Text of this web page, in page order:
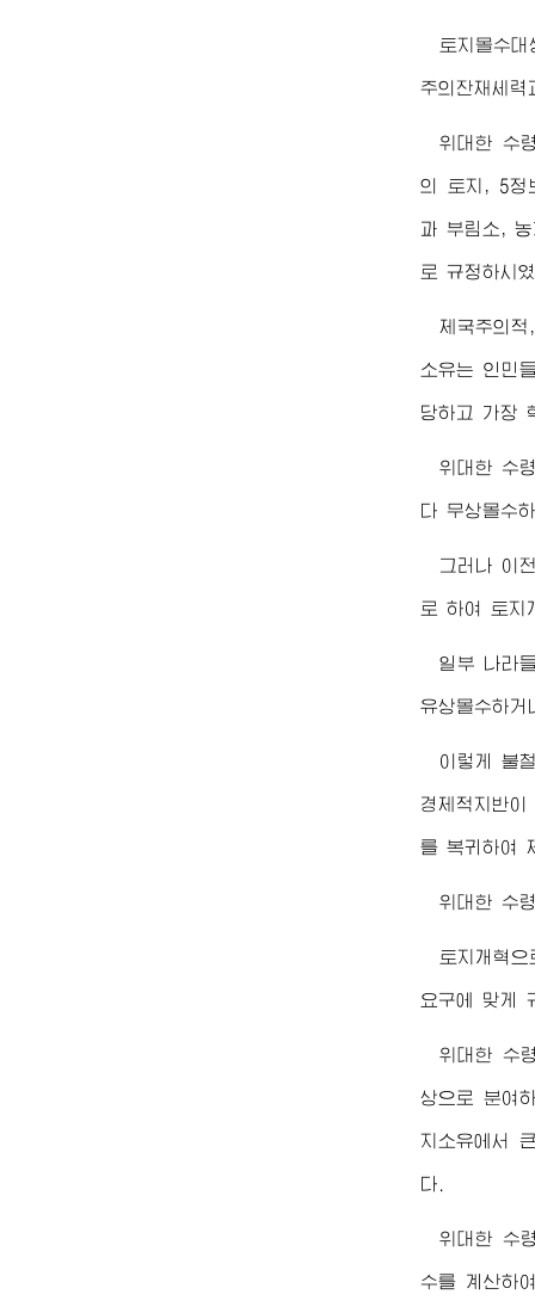
토지몰수
주의잔재세
위대한 수
의 토지, 5정
과 부림소,
로 규정하시
제국주의
소유는 인민
당하고 가장
위대한 수
다 무상몰수
그러나 이
로 하여 토지
일부 나라
유상몰수하
이렇게 불
경제적지반
를 복귀하여
위대한 수
토지개혁
요구에 맞게
위대한 수
상으로 분여
지소유에서
다.
위대한 수
수를 계산하